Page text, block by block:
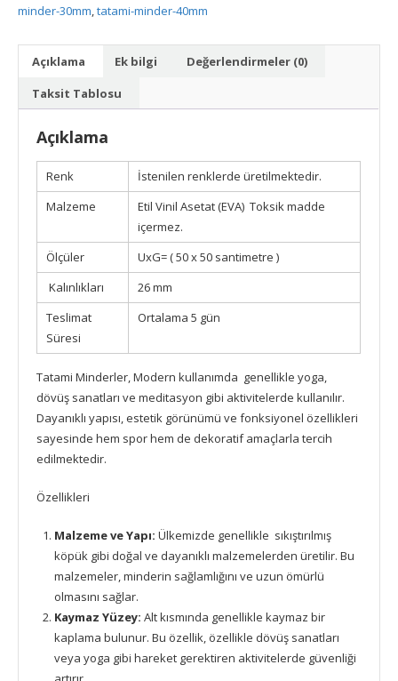
minder-30mm,tatami-minder-40mm
Açıklama Ek bilgi
Değerlendirmeler (0)
Taksit Tablosu
Açıklama
Renk
İstenilen renklerde üretilmektedir.
Malzeme
Etil Vinil Asetat (EVA) Toksik madde
içermez.
Ölçüler
UxG=( 50 x 50 santimetre )
Kalınlıkları
26 mm
Teslimat
Süresi
Ortalama 5 gün
Tatami Minderler, Modern kullanımda genellikle yoga,
dövüş sanatları ve meditasyon gibi aktivitelerde kullanılır.
Dayanıklı yapısı, estetik görünümü ve fonksiyonel özellikleri
sayesinde hem spor hem de dekoratif amaçlarla tercih
edilmektedir.
Özellikleri
Malzeme ve Yapı:Ülkemizde genellikle sıkıştırılmış
köpük gibi doğal ve dayanıklı malzemelerden üretilir. Bu
malzemeler, minderin sağlamlığını ve uzun ömürlü
olmasını sağlar.
Kaymaz Yüzey: Alt kısmında genellikle kaymaz bir
kaplama bulunur. Bu özellik, özellikle dövüş sanatları
veya yoga gibi hareket gerektiren aktivitelerde güvenliği